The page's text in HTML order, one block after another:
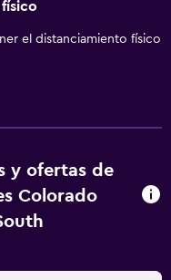
(pueden existir
incluyen tabla de
de ocio y
en las
(es posible que se
el distanciamiento físico
y ofertas de
Colorado